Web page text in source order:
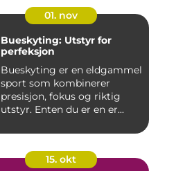
01. nov
Bueskyting: Utstyr for
perfeksjon
Bueskyting er en eldgammel
sport som kombinerer
presisjon, fokus og riktig
utstyr. Enten du er en er...
15. okt